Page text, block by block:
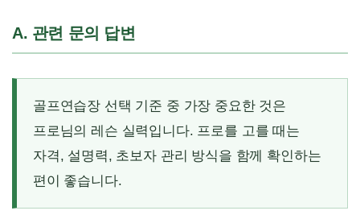
A. 관련 문의 답변
골프연습장 선택 기준 중 가장 중요한 것은
프로님의 레슨 실력입니다. 프로를 고를 때는
자격, 설명력, 초보자 관리 방식을 함께 확인하는
편이 좋습니다.